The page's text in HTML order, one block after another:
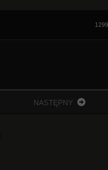
NASTĘPNY